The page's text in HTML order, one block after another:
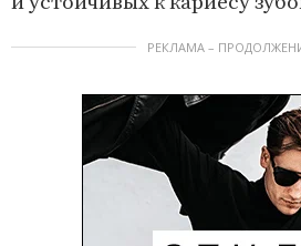
РЕКЛАМА –